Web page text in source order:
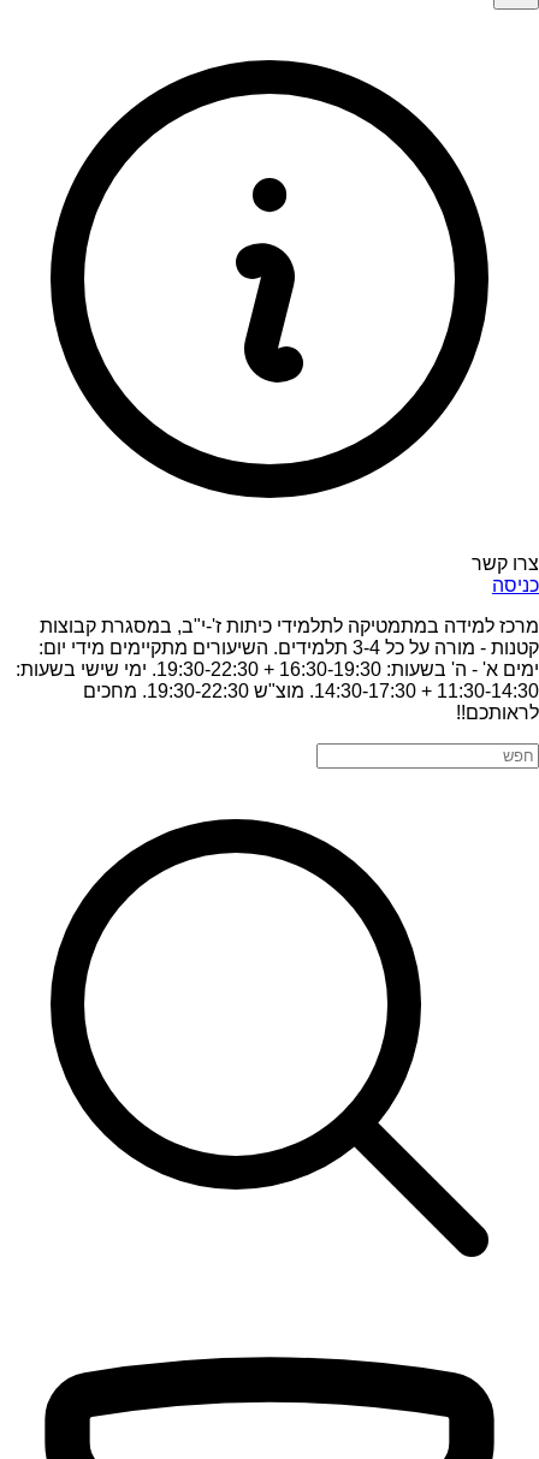
צרו קשר
כניסה
מרכז למידה במתמטיקה לתלמידי כיתות ז'-י"ב, במסגרת קבוצות
קטנות - מורה על כל 3-4 תלמידים. השיעורים מתקיימים מידי יום:
ימים א' - ה' בשעות: 16:30-19:30 + 19:30-22:30. ימי שישי בשעות:
11:30-14:30 + 14:30-17:30. מוצ"ש 19:30-22:30. מחכים
לראותכם!!